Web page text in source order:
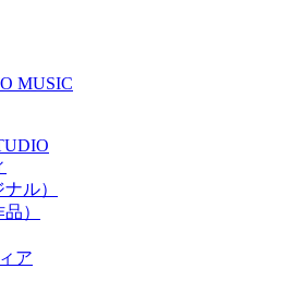
MUSIC
ル）
）
ア